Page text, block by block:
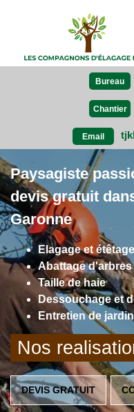
Bureau
Chantier
Email
Paysagiste
devis gratuit
Garonne
Elagage et
Abattage d'arbres
Taille de haie
Dessouchage et
Entretien de jardin
Nos
DEVIS GRATUIT